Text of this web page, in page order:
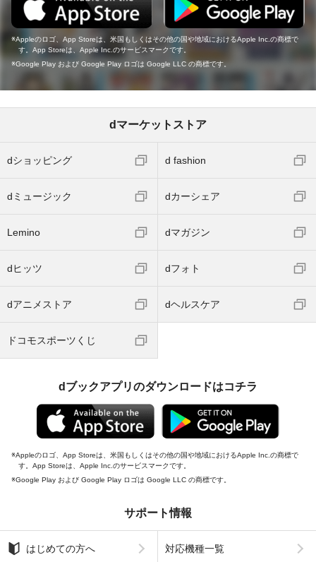
Appleのロゴ、App Storeは、米国もしくはその他の国や地域におけるApple Inc.の商標で
す。App Storeは、Apple Inc.のサービスマークです。
Google Play および Google Play ロゴは Google LLC の商標です。
dマーケットストア
dショッピング d fashion
dミュージック dカーシェア
Lemino dマガジン
dヒッツ dフォト
dアニメストア dヘルスケア
ドコモスポーツくじ
dブックアプリのダウンロードはコチラ
Appleのロゴ、App Storeは、米国もしくはその他の国や地域におけるApple Inc.の商標で
す。App Storeは、Apple Inc.のサービスマークです。
Google Play および Google Play ロゴは Google LLC の商標です。
サポート情報
はじめての方へ 対応機種一覧